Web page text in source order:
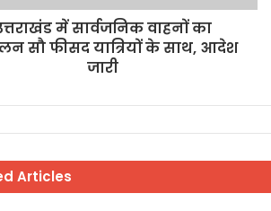
में सार्वजनिक वाहनों का
सौ फीसद यात्रियों के साथ, आदेश
जारी
Articles